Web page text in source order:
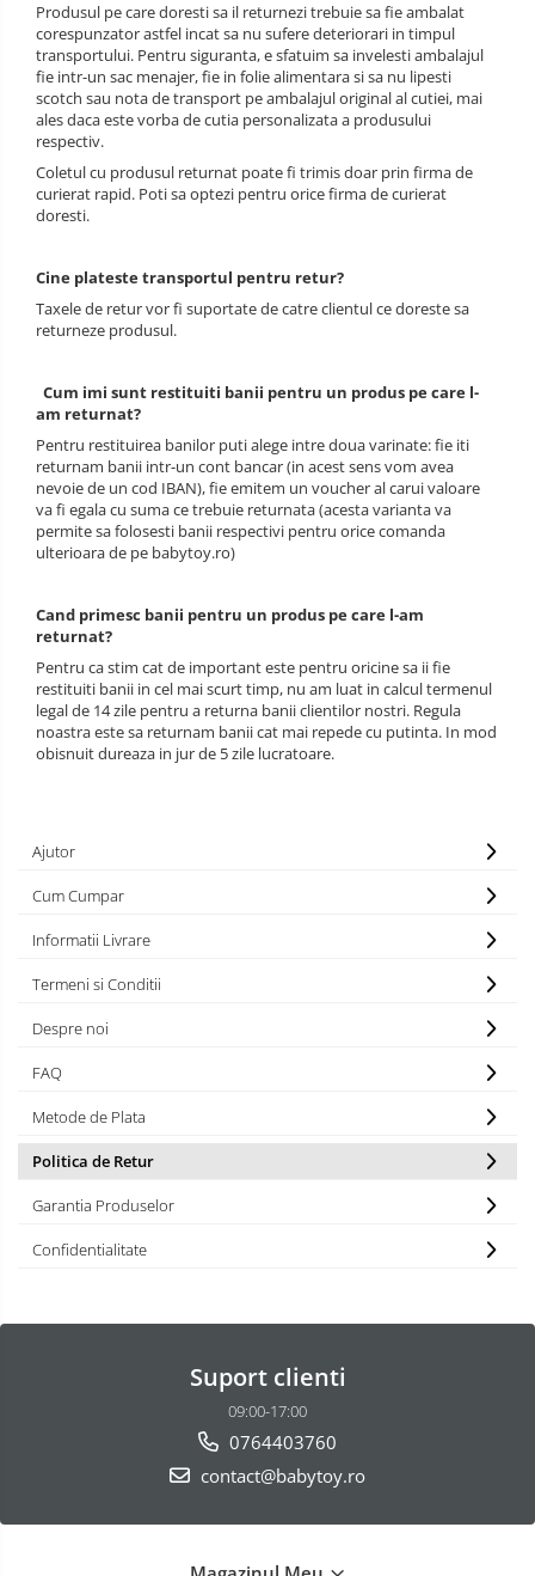
Produsul pe care doresti sa il returnezi trebuie sa fie ambalat
corespunzator astfel incat sa nu sufere deteriorari in timpul
transportului. Pentru siguranta, e sfatuim sa invelesti ambalajul
fie intr-un sac menajer, fie in folie alimentara si sa nu lipesti
scotch sau nota de transport pe ambalajul original al cutiei, mai
ales daca este vorba de cutia personalizata a produsului
respectiv.
Coletul cu produsul returnat poate fi trimis doar prin firma de
curierat rapid. Poti sa optezi pentru orice firma de curierat
doresti.
Cine plateste transportul pentru retur?
Taxele de retur vor fi suportate de catre clientul ce doreste sa
returneze produsul.
Cum imi sunt restituiti banii pentru un produs pe care l-
am returnat?
Pentru restituirea banilor puti alege intre doua varinate: fie iti
returnam banii intr-un cont bancar (in acest sens vom avea
nevoie de un cod IBAN), fie emitem un voucher al carui valoare
va fi egala cu suma ce trebuie returnata (acesta varianta va
permite sa folosesti banii respectivi pentru orice comanda
ulterioara de pe babytoy.ro)
Cand primesc banii pentru un produs pe care l-am
returnat?
Pentru ca stim cat de important este pentru oricine sa ii fie
restituiti banii in cel mai scurt timp, nu am luat in calcul termenul
legal de 14 zile pentru a returna banii clientilor nostri. Regula
noastra este sa returnam banii cat mai repede cu putinta. In mod
obisnuit dureaza in jur de 5 zile lucratoare.
Ajutor
Cum Cumpar
Informatii Livrare
Termeni si Conditii
Despre noi
FAQ
Metode de Plata
Politica de Retur
Garantia Produselor
Confidentialitate
Suport clienti
09:00-17:00
0764403760
contact@babytoy.ro